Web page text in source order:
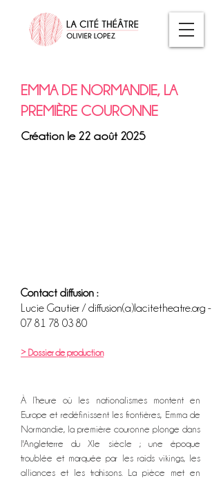
EMMA DE NORMANDIE, LA
PREMIÈRE COURONNE
Création le 22 août 2025
Contact diffusion :
Lucie Gautier / diffusion(a)lacitetheatre.org -
07 81 78 03 80
> Dossier de production
À l’heure où les nationalismes montent en
Europe et redéfinissent les frontières, Emma de
Normandie, la première couronne plonge dans
l'Angleterre du XIe siècle ; une époque
troublée et marquée par les raids vikings, les
alliances et les trahisons. La pièce met en